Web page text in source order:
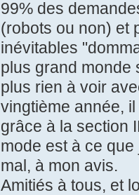
99% des
(robots ou non) et
inévitables
plus grand monde
plus rien à voir
vingtième année,
grâce à la section
mode est à ce
mal, à mon avis.
Amitiés à tous, et